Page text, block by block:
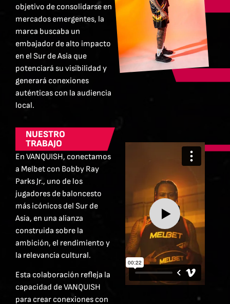
objetivo de consolidarse en
mercados emergentes, la
marca buscaba un
embajador de alto impacto
en el Sur de Asia que
potenciará su visibilidad y
generará conexiones
auténticas con la audiencia
local.
NUESTRO
TRABAJO
En VANQUISH, conectamos
a Melbet con Bobby Ray
Parks Jr., uno de los
jugadores de baloncesto
más icónicos del Sur de
Asia, en una alianza
construida sobre la
ambición, el rendimiento y
la relevancia cultural.
Esta colaboración refleja la
capacidad de VANQUISH
para crear conexiones con